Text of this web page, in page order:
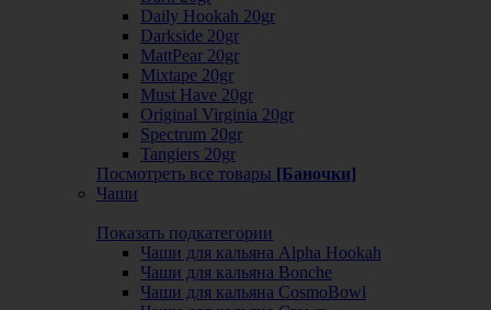
Daily Hookah 20gr
Darkside 20gr
MattPear 20gr
Mixtape 20gr
Must Have 20gr
Original Virginia 20gr
Spectrum 20gr
Tangiers 20gr
Посмотреть все товары [Баночки]
Чаши
Показать подкатегории
Чаши для кальяна Alpha Hookah
Чаши для кальяна Bonche
Чаши для кальяна CosmoBowl